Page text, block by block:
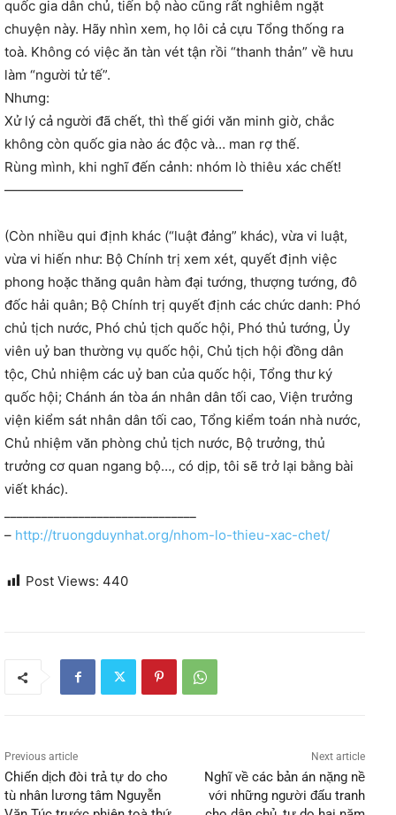
quốc gia dân chủ, tiến bộ nào cũng rất nghiêm ngặt
chuyện này. Hãy nhìn xem, họ lôi cả cựu Tổng thống ra
toà. Không có việc ăn tàn vét tận rồi “thanh thản” về hưu
làm “người tử tế”.
Nhưng:
Xử lý cả người đã chết, thì thế giới văn minh giờ, chắc
không còn quốc gia nào ác độc và… man rợ thế.
Rùng mình, khi nghĩ đến cảnh: nhóm lò thiêu xác chết!
——————————————————
(Còn nhiều qui định khác (“luật đảng” khác), vừa vi luật,
vừa vi hiến như: Bộ Chính trị xem xét, quyết định việc
phong hoặc thăng quân hàm đại tướng, thượng tướng, đô
đốc hải quân; Bộ Chính trị quyết định các chức danh: Phó
chủ tịch nước, Phó chủ tịch quốc hội, Phó thủ tướng, Ủy
viên uỷ ban thường vụ quốc hội, Chủ tịch hội đồng dân
tộc, Chủ nhiệm các uỷ ban của quốc hội, Tổng thư ký
quốc hội; Chánh án tòa án nhân dân tối cao, Viện trưởng
viện kiểm sát nhân dân tối cao, Tổng kiểm toán nhà nước,
Chủ nhiệm văn phòng chủ tịch nước, Bộ trưởng, thủ
trưởng cơ quan ngang bộ…, có dịp, tôi sẽ trở lại bằng bài
viết khác).
– http://truongduynhat.org/nhom-lo-thieu-xac-chet/
Post Views: 440
Previous article
Chiến dịch đòi trả tự do cho
tù nhân lương tâm Nguyễn
Next article
Nghĩ về các bản án nặng nề
với những người đấu tranh